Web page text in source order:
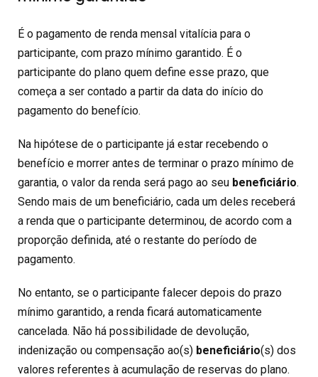
É o pagamento de renda mensal vitalícia para o
participante, com prazo mínimo garantido. É o
participante do plano quem define esse prazo, que
começa a ser contado a partir da data do início do
pagamento do benefício.
Na hipótese de o participante já estar recebendo o
benefício e morrer antes de terminar o prazo mínimo de
garantia, o valor da renda será pago ao seu beneficiário.
Sendo mais de um beneficiário, cada um deles receberá
a renda que o participante determinou, de acordo com a
proporção definida, até o restante do período de
pagamento.
No entanto, se o participante falecer depois do prazo
mínimo garantido, a renda ficará automaticamente
cancelada. Não há possibilidade de devolução,
indenização ou compensação ao(s) beneficiário(s) dos
valores referentes à acumulação de reservas do plano.